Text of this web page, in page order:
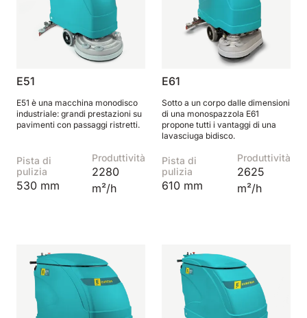
E51
E51 è una macchina monodisco
industriale: grandi prestazioni su
pavimenti con passaggi ristretti.
Pista di
pulizia
530 mm
Produttività
2280
m²/h
E61
Sotto a un corpo dalle dimensioni
di una monospazzola E61
propone tutti i vantaggi di una
lavasciuga bidisco.
Pista di
pulizia
610 mm
Produttività
2625
m²/h